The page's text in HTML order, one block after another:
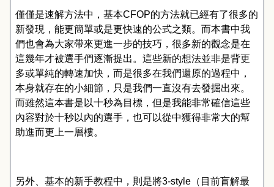
僅僅是速解方法中，基本CFOP的方法就已經有了很多的
新發現，能更簡單或是更快速的公式之類。而本書中我
們也會為大家帶來更進一步的技巧，很多新的觀念是在
這幾年才被選手們逐漸提出。這些新的想法並非是背更
多或單純的轉速加快，而是很多在我們還原的過程中，
本身就存在的小細節，只是我們一直沒有去發掘出來。
而雖然這本書是以十秒為目標，但是我能非常確信這些
內容對於十秒以內的選手，也可以從中獲得非常大的幫
助進而更上一層樓。
另外、基本的新手教程中，則是將3-style （目前盲解最